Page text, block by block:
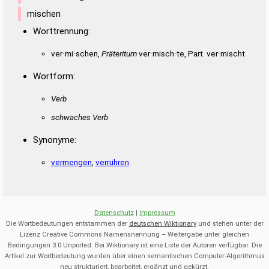
mischen
Worttrennung:
ver·mi·schen, Präteritumver·misch·te, Part. ver·mischt
Wortform:
Verb
schwaches Verb
Synonyme:
vermengen verrühren
Datenschutz| Impressum
Die Wortbedeutungen entstammen der deutschen Wiktionaryund stehen unter der
Lizenz Creative Commons Namensnennung – Weitergabe unter gleichen
Bedingungen 3.0 Unported. Bei Wiktionary ist eine Liste der Autoren verfügbar. Die
Artikel zur Wortbedeutung wurden über einen semantischen Computer-Algorithmus
neu strukturiert, bearbeitet, ergänzt und gekürzt.